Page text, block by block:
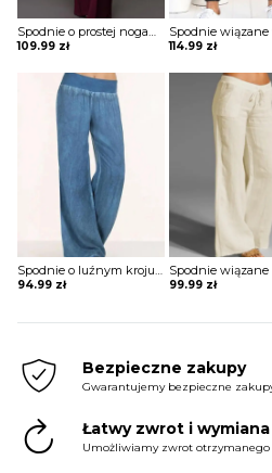
Spodnie o prostej nogawce z ozdobnymi guzikami
109.99 zł 114.99 zł
Spodnie o luźnym kroju z rozszerzaną nogawką
94.99 zł 99.99 zł
Bezpieczne zakupy
Gwarantujemy bezpieczne
Łatwy zwrot i wymiana
Umożliwiamy zwrot